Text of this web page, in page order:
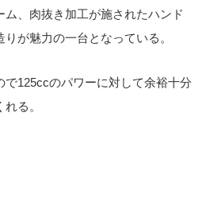
ム、肉抜き加工が施されたハンド
が魅力の一台となっている。
で125ccのパワーに対して余裕十分
る。